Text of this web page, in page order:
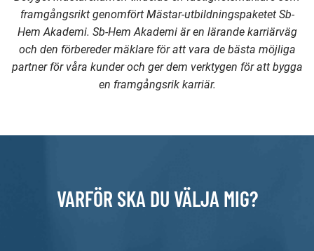
framgångsrikt genomfört Mästar-utbildningspaketet Sb-
Hem Akademi. Sb-Hem Akademi är en lärande karriärväg
och den förbereder mäklare för att vara de bästa möjliga
partner för våra kunder och ger dem verktygen för att bygga
en framgångsrik karriär.
VARFÖR SKA DU VÄLJA MIG?